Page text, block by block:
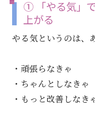
① 「やる気」
上がる
やる気というのは、
・頑張らなきゃ
・ちゃんとしなきゃ
・もっと改善しなき